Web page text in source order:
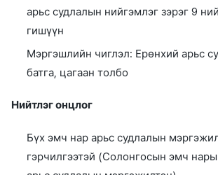
арьс судлалын нийгэмлэг зэрэг 9
гишүүн
Мэргэшлийн чиглэл: Ерөнхий арьс
батга, цагаан толбо
Нийтлэг онцлог
Бүх эмч нар арьс судлалын
гэрчилгээтэй (Солонгосын эмч